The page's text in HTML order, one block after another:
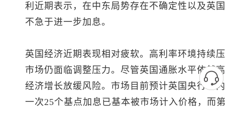
利近期表示，在中东局势存在不确定性以及英
不急于进一步加息。
英国经济近期表现相对疲软。高利率环境持续
市场仍面临调整压力。尽管英国通胀水平依然
经济增长放缓风险。市场目前预计英国央行年
一次25个基点加息已基本被市场计入价格，而